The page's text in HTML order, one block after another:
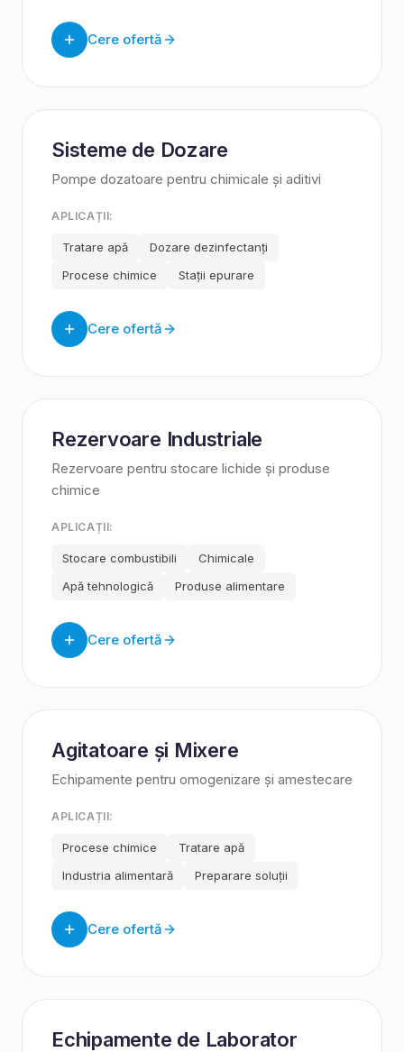
Cere ofertă
Sisteme de Dozare
Pompe dozatoare pentru chimicale și aditivi
APLICAȚII:
Tratare apă
Dozare dezinfectanți
Procese chimice
Stații epurare
Cere ofertă
Rezervoare Industriale
Rezervoare pentru stocare lichide și produse
chimice
APLICAȚII:
Stocare combustibili
Chimicale
Apă tehnologică
Produse alimentare
Cere ofertă
Agitatoare și Mixere
Echipamente pentru omogenizare și amestecare
APLICAȚII:
Procese chimice
Tratare apă
Industria alimentară
Preparare soluții
Cere ofertă
Echipamente de Laborator